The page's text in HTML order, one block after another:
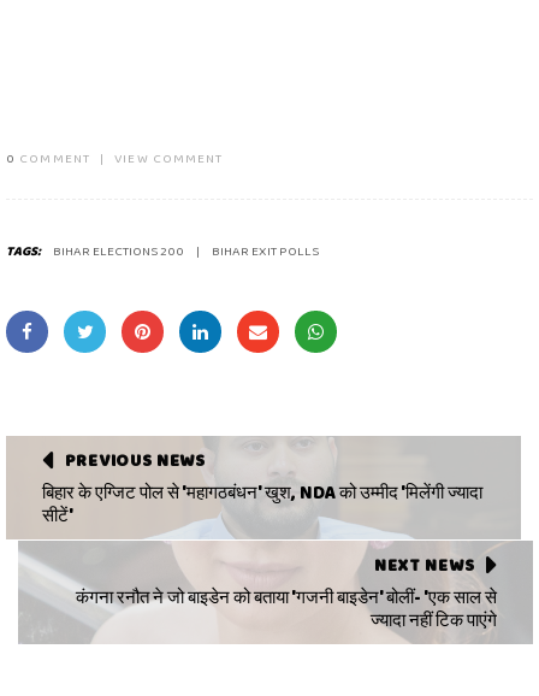
0 COMMENT | VIEW COMMENT
TAGS: BIHAR ELECTIONS 200 BIHAR EXIT POLLS
PREVIOUS NEWS
बिहार के एग्जिट पोल से 'महागठबंधन' खुश, NDA को उम्मीद 'मिलेंगी ज्यादा
सीटें'
NEXT NEWS
कंगना रनौत ने जो बाइडेन को बताया 'गजनी बाइडेन' बोलीं- 'एक साल से
ज्यादा नहीं ट‍िक पाएंगे